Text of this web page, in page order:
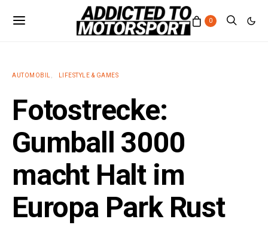
0
AUTOMOBIL LIFESTYLE & GAMES
Fotostrecke:
Gumball 3000
macht Halt im
Europa Park Rust